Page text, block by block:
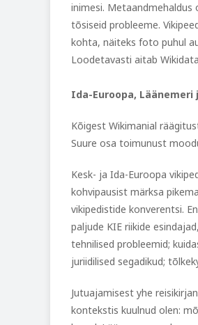
inimesi.
tõsiseid probleeme.
kohta, näiteks foto puhul
Loodetavasti aitab
Ida-Euroopa, Läänemeri
Kõigest Wikimanial
Suure osa toimunust
Kesk- ja Ida-Euroopa
kohvipausist märksa
vikipedistide konverentsi.
paljude KIE riikide
tehnilised probleemid;
juriidilised segadikud;
Jutuajamisest yhe
kontekstis kuulnud olen: